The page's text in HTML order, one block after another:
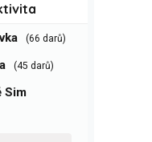
(66 darů)
(45 darů)
Sim